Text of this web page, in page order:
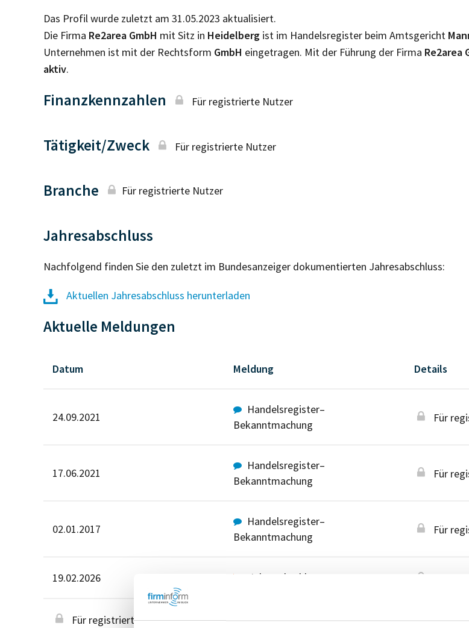
Das Profil wurde zuletzt am 31.05.2023 aktualisiert.
Die Firma Re2area GmbH mit Sitz in Heidelberg ist im Handelsregister beim Amtsgericht
Unternehmen ist mit der Rechtsform GmbH eingetragen. Mit der Führung der Firma Re2area
aktiv.
Finanzkennzahlen Für registrierte Nutzer
Tätigkeit/Zweck Für registrierte Nutzer
Branche Für registrierte Nutzer
Jahresabschluss
Nachfolgend finden Sie den zuletzt im Bundesanzeiger dokumentierten Jahresabschluss:
Aktuellen Jahresabschluss herunterladen
Aktuelle Meldungen
Datum Meldung Details
24.09.2021
Handelsregister–
Bekanntmachung
Für
17.06.2021
Handelsregister–
Bekanntmachung
Für
02.01.2017
Handelsregister–
Bekanntmachung
Für
19.02.2026 Jahresabschluss
Für registrierte Nutzer